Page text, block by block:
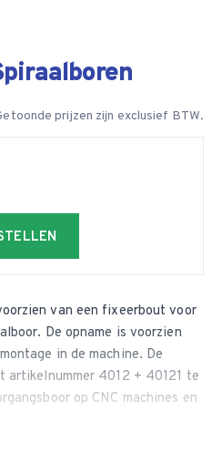
prijzen zijn exclusief BTW.
van een fixeerbout voor
De opname is voorzien
in de machine. De
artikelnummer 4012 + 40121 te
op CNC machines en